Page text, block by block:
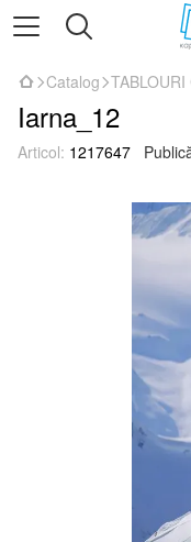
Catalog TABLOURI
Iarna_12
Articol: 1217647